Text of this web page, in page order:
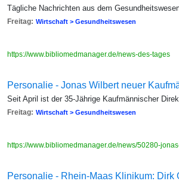
Tägliche Nachrichten aus dem
Freitag: Wirtschaft > Gesundheitswesen
https://www.bibliomedmanager.de/news-des-tages
Personalie - Jonas Wilbert neuer
Seit April ist der 35-Jährige Kaufmännischer
Freitag: Wirtschaft > Gesundheitswesen
https://www.bibliomedmanager.de/news/50280-
Personalie - Rhein-Maas Klinikum: Dirk